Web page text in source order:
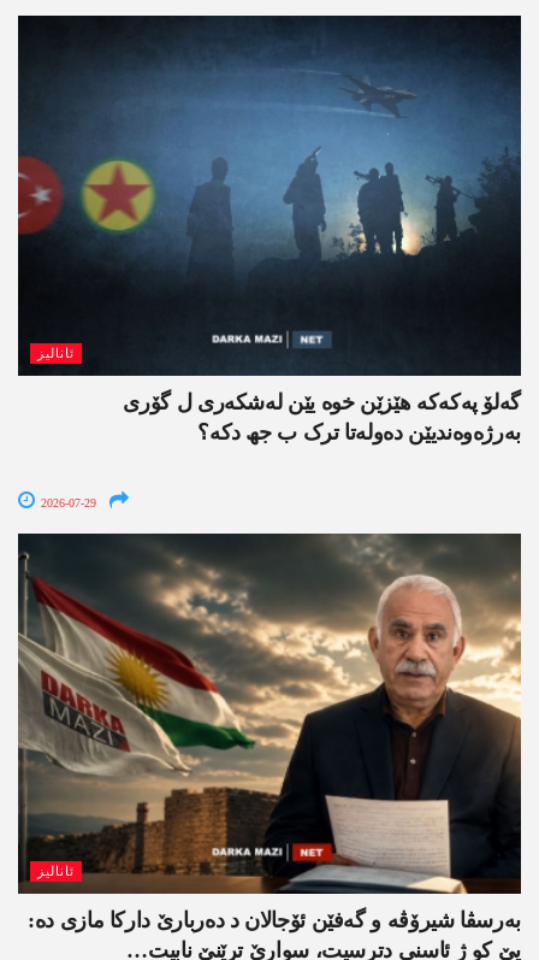
ئانالیز
گەلۆ پەکەکە ھێزێن خوە یێن لەشکەری ل گۆری
بەرژەوەندیێن دەولەتا ترک ب جھ دکە؟
2026-07-29
ئانالیز
بەرسڤا شیرۆڤە و گەفێن ئۆجالان د دەربارێ دارکا مازی دە:
یێ کو ژ ئاسنی دترسیت، سوارێ ترێنێ نابیت…